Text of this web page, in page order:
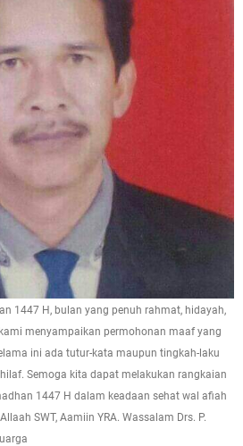
1447 H, bulan yang penuh rahmat, hidayah,
menyampaikan permohonan maaf yang
ini ada tutur-kata maupun tingkah-laku
Semoga kita dapat melakukan rangkaian
1447 H dalam keadaan sehat wal afiah
SWT, Aamiin YRA. Wassalam Drs. P.